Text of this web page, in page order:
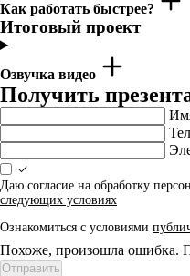
Как работать быстрее?
Итоговый проект
Озвучка видео
Получить
Даю согласие на обработку
следующих условиях
Ознакомиться с условиями
Похоже, произошла ошибка.
Отправить